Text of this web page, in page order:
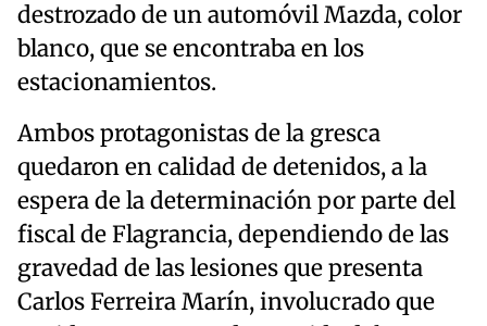
destrozado de un automóvil Mazda, color
blanco, que se encontraba en los
estacionamientos.
Ambos protagonistas de la gresca
quedaron en calidad de detenidos, a la
espera de la determinación por parte del
fiscal de Flagrancia, dependiendo de las
gravedad de las lesiones que presenta
Carlos Ferreira Marín, involucrado que